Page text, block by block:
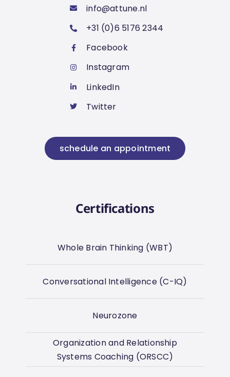
Talenten en Competenties
info@attune.nl
+31 (0)6 5176 2344
Facebook
Instagram
LinkedIn
Twitter
schedule an appointment
Certifications
Whole Brain Thinking (WBT)
Conversational Intelligence (C-IQ)
Neurozone
Organization and Relationship
Systems Coaching (ORSCC)